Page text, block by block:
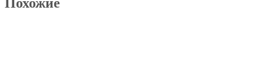
Похожие